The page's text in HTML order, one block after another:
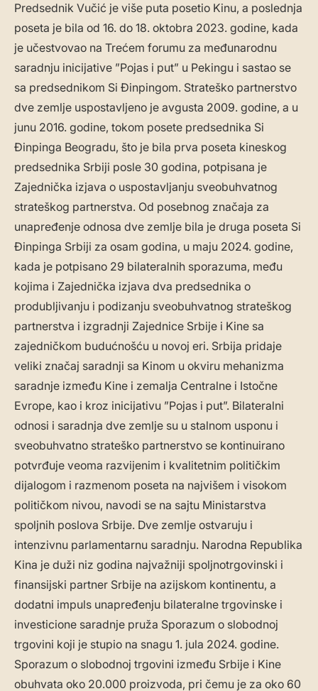
Predsednik Vučić je više puta posetio Kinu, a poslednja
poseta je bila od 16. do 18. oktobra 2023. godine, kada
je učestvovao na Trećem forumu za međunarodnu
saradnju inicijative ”Pojas i put” u Pekingu i sastao se
sa predsednikom Si Đinpingom. Strateško partnerstvo
dve zemlje uspostavljeno je avgusta 2009. godine, a u
junu 2016. godine, tokom posete predsednika Si
Đinpinga Beogradu, što je bila prva poseta kineskog
predsednika Srbiji posle 30 godina, potpisana je
Zajednička izjava o uspostavljanju sveobuhvatnog
strateškog partnerstva. Od posebnog značaja za
unapređenje odnosa dve zemlje bila je druga poseta Si
Đinpinga Srbiji za osam godina, u maju 2024. godine,
kada je potpisano 29 bilateralnih sporazuma, među
kojima i Zajednička izjava dva predsednika o
produbljivanju i podizanju sveobuhvatnog strateškog
partnerstva i izgradnji Zajednice Srbije i Kine sa
zajedničkom budućnošću u novoj eri. Srbija pridaje
veliki značaj saradnji sa Kinom u okviru mehanizma
saradnje između Kine i zemalja Centralne i Istočne
Evrope, kao i kroz inicijativu ”Pojas i put”. Bilateralni
odnosi i saradnja dve zemlje su u stalnom usponu i
sveobuhvatno strateško partnerstvo se kontinuirano
potvrđuje veoma razvijenim i kvalitetnim političkim
dijalogom i razmenom poseta na najvišem i visokom
političkom nivou, navodi se na sajtu Ministarstva
spoljnih poslova Srbije. Dve zemlje ostvaruju i
intenzivnu parlamentarnu saradnju. Narodna Republika
Kina je duži niz godina najvažniji spoljnotrgovinski i
finansijski partner Srbije na azijskom kontinentu, a
dodatni impuls unapređenju bilateralne trgovinske i
investicione saradnje pruža Sporazum o slobodnoj
trgovini koji je stupio na snagu 1. jula 2024. godine.
Sporazum o slobodnoj trgovini između Srbije i Kine
obuhvata oko 20.000 proizvoda, pri čemu je za oko 60